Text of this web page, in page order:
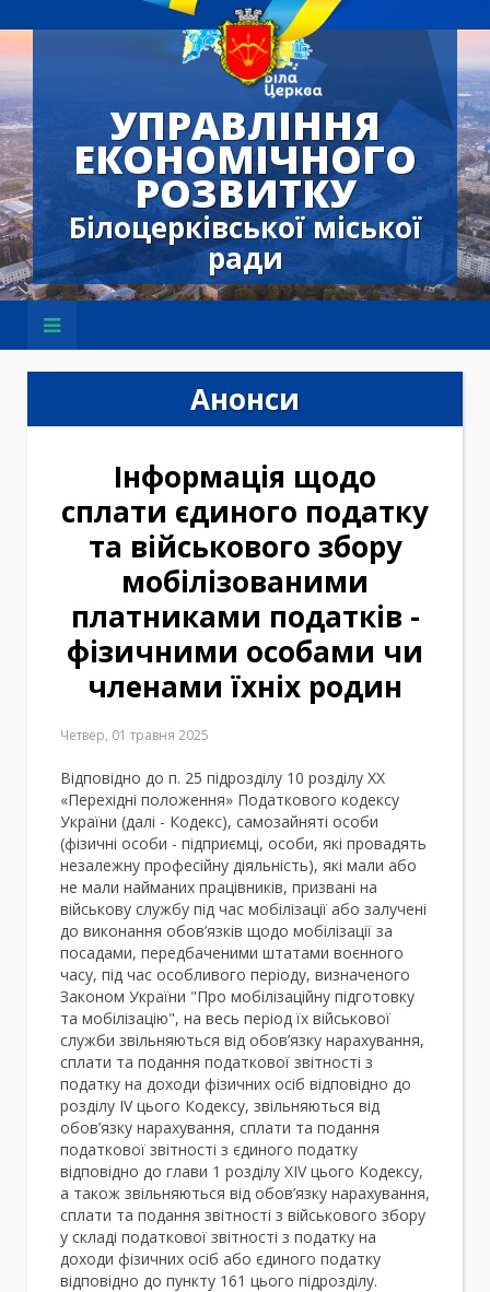
УПРАВЛІННЯ
ЕКОНОМІЧНОГО
РОЗВИТКУ
Білоцерківської міської
ради
Анонси
Інформація щодо
сплати єдиного податку
та військового збору
мобілізованими
платниками податків -
фізичними особами чи
членами їхніх родин
Четвер, 01 травня 2025
Відповідно до п. 25 підрозділу 10 розділу XX
«Перехідні положення» Податкового кодексу
України (далі - Кодекс), самозайняті особи
(фізичні особи - підприємці, особи, які провадять
незалежну професійну діяльність), які мали або
не мали найманих працівників, призвані на
військову службу під час мобілізації або залучені
до виконання обов’язків щодо мобілізації за
посадами, передбаченими штатами воєнного
часу, під час особливого періоду, визначеного
Законом України "Про мобілізаційну підготовку
та мобілізацію", на весь період їх військової
служби звільняються від обов’язку нарахування,
сплати та подання податкової звітності з
податку на доходи фізичних осіб відповідно до
розділу IV цього Кодексу, звільняються від
обов’язку нарахування, сплати та подання
податкової звітності з єдиного податку
відповідно до глави 1 розділу XIV цього Кодексу,
а також звільняються від обов’язку нарахування,
сплати та подання звітності з військового збору
у складі податкової звітності з податку на
доходи фізичних осіб або єдиного податку
відповідно до пункту 161 цього підрозділу.